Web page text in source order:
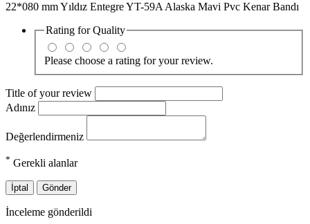
22*080 mm Yıldız Entegre YT-59A Alaska Mavi Pvc Kenar Bandı
Rating forQuality
Please choose a rating for your review.
Title of your review
Adınız
Değerlendirmeniz
* Gerekli alanlar
İptal Gönder
İnceleme gönderildi